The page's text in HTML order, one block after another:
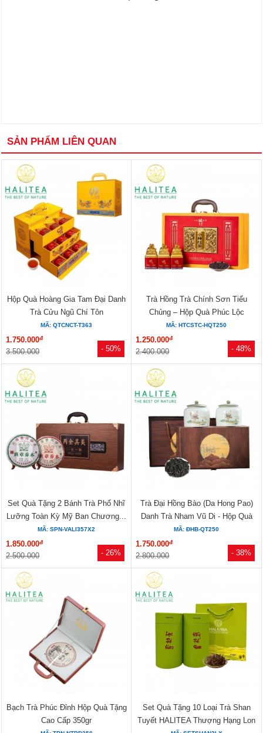
SẢN PHẨM LIÊN QUAN
- 50%
Hộp Quà Hoàng Gia Tam Đại Danh
Trà Cửu Ngũ Chí Tôn
MÃ: QTCNCT-T363
1.750.000đ
3.500.000 - 48%
Trà Hồng Trà Chính Sơn Tiểu
Chủng – Hộp Quà Phúc Lộc
Hoàng...
MÃ: HTCSTC-HQT250
1.250.000đ
2.400.000
- 26%
Set Quà Tặng 2 Bánh Trà Phổ Nhĩ
Lưỡng Toàn Kỳ Mỹ Ban Chương...
MÃ: SPN-VALI357X2
1.850.000đ
2.500.000 - 38%
Trà Đại Hồng Bào (Da Hong Pao)
Danh Trà Nham Vũ Di - Hộp Quà
Sứ...
MÃ: ĐHB-QT250
1.750.000đ
2.800.000
Bạch Trà Phúc Đỉnh Hộp Quà Tặng
Cao Cấp 350gr
Set Quà Tặng 10 Loại Trà Shan
Tuyết HALITEA Thượng Hạng Lon